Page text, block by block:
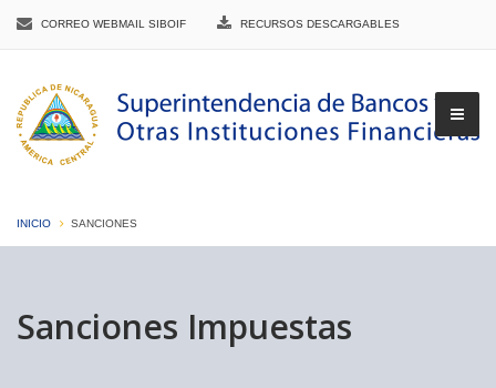
CORREO WEBMAIL SIBOIF RECURSOS DESCARGABLES
INICIO SANCIONES
Sanciones Impuestas